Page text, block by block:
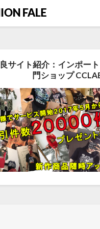
FALE
サイト紹介：インポー
門ショップ